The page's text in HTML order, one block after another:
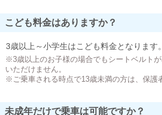
こども料金はありますか？
3歳以上～小学生はこども料金となります。
※3歳以上のお子様の場合でもシートベルト
いただけません。
※ご乗車される時点で13歳未満の方は、保護
未成年だけで乗車は可能ですか？